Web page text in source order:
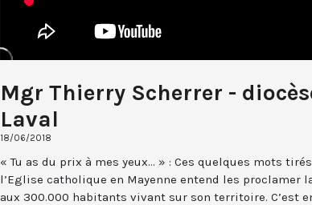
Mgr Thierry Scherrer -
Laval
18/06/2018
« Tu as du prix à mes yeux... » : Ces quelques mots
l’Eglise catholique en Mayenne entend les proclamer
aux 300.000 habitants vivant sur son territoire. C’est